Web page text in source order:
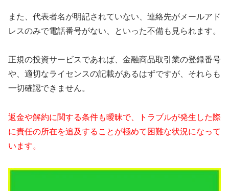
また、代表者名が明記されていない、連絡先がメールアド
レスのみで電話番号がない、といった不備も見られます。
正規の投資サービスであれば、金融商品取引業の登録番号
や、適切なライセンスの記載があるはずですが、それらも
一切確認できません。
返金や解約に関する条件も曖昧で、トラブルが発生した際
に責任の所在を追及することが極めて困難な状況になって
います。